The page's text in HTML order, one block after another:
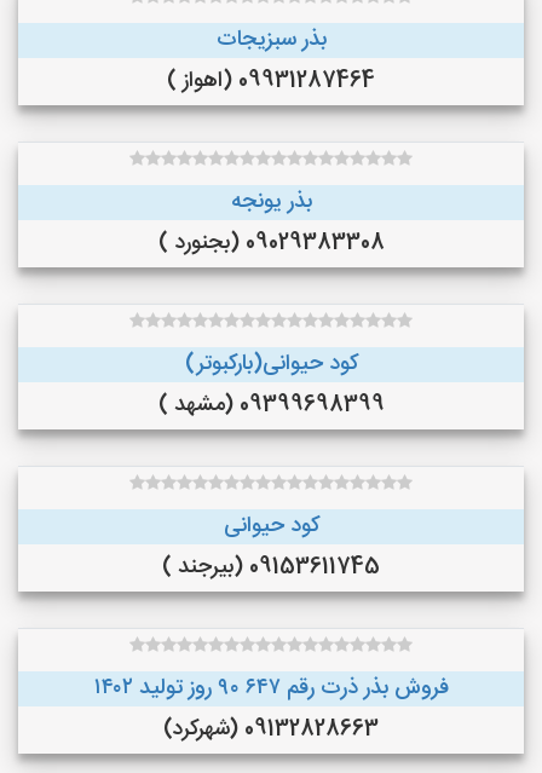
بذر سبزیجات
09931287464 (اهواز )
بذر یونجه
09029383308 (بجنورد )
کود حیوانی(بارکبوتر)
09399698399 (مشهد )
کود حیوانی
09153611745 (بیرجند )
فروش بذر ذرت رقم ۶۴۷ ۹۰ روز تولید ۱۴۰۲
09132828663 (شهرکرد)